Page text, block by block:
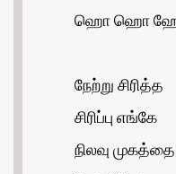
ஹொ ஹொ
நேற்று சிரித்த
சிரிப்பு எங்கே
நிலவு